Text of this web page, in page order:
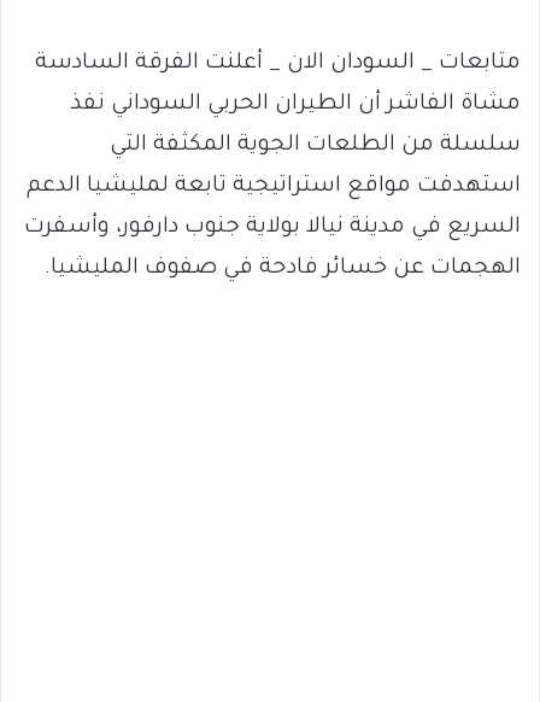
متابعات _ السودان الان _ أعلنت الفرقة السادسة
مشاة الفاشر أن الطيران الحربي السوداني نفذ
سلسلة من الطلعات الجوية المكثفة التي
استهدفت مواقع استراتيجية تابعة لمليشيا الدعم
السريع في مدينة نيالا بولاية جنوب دارفور، وأسفرت
الهجمات عن خسائر فادحة في صفوف المليشيا.